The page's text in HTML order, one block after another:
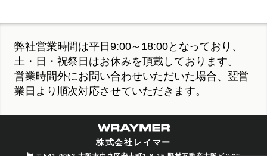
弊社営業時間は平日9:00～18:00となっており、
土・日・祝祭日はお休みを頂戴しております。
営業時間外にお問い合わせいただいた場合、翌営
業日より順次対応させていただきます。
株式会社レイマー